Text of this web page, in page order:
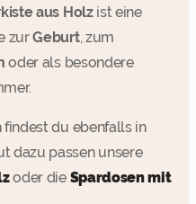
aus Holzist eine
zurGeburt, zum
oder als besondere
du ebenfalls in
dazu passen unsere
oder die Spardosen mit